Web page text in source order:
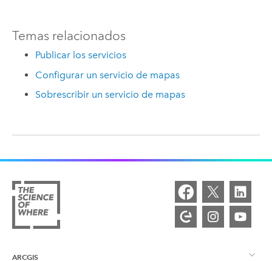
Temas relacionados
Publicar los servicios
Configurar un servicio de mapas
Sobrescribir un servicio de mapas
ARCGIS